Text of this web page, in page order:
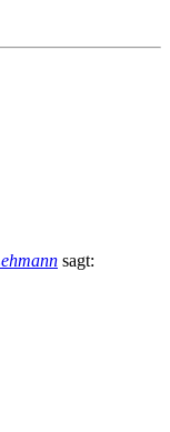
sagt: